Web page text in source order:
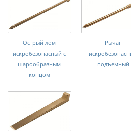
Острый лом
искробезопасный с
шарообразным
концом
Рычаг
подъемный